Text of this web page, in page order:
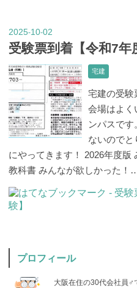
2025-10-02
受験票到着【令和7年
宅建
宅建の受験
会場はよく
ンパスで
ないのでと
にやってきます！ 2026年度版
教科書 みんなが欲しかった！
プロフィール
大阪在住の30代会社員♂